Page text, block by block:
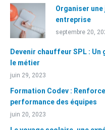
Organiser
entreprise
septembre 20,
Devenir chauffeur SPL :
le métier
juin 29, 2023
Formation Codev :
performance des équipes
juin 20, 2023